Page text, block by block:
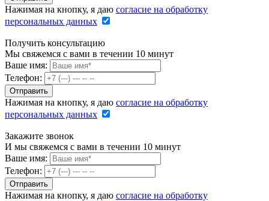
Нажимая на кнопку, я даю согласие на обработку
персональных данных
Получить консультацию
Мы свяжемся с вами в течении 10 минут
Ваше имя:
Телефон:
Нажимая на кнопку, я даю согласие на обработку
персональных данных
Закажите звонок
И мы свяжемся с вами в течении 10 минут
Ваше имя:
Телефон:
Нажимая на кнопку, я даю согласие на обработку